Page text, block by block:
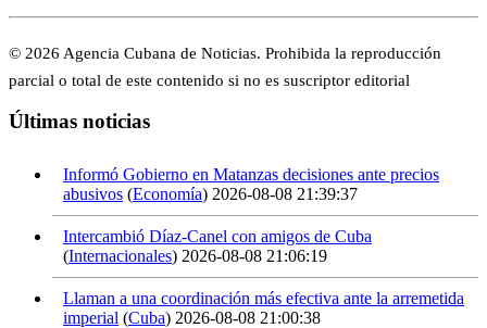
© 2026 Agencia Cubana de Noticias. Prohibida la reproducción
parcial o total de este contenido si no es suscriptor editorial
Últimas noticias
Informó Gobierno en Matanzas decisiones ante precios
abusivos (Economía) 2026-08-08 21:39:37
Intercambió Díaz-Canel con amigos de Cuba
(Internacionales) 2026-08-08 21:06:19
Llaman a una coordinación más efectiva ante la arremetida
imperial (Cuba) 2026-08-08 21:00:38